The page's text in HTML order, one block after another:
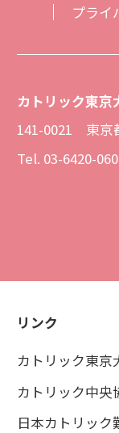
プライ
カトリック東
141-0021 東京
Tel. 03-6420-
リンク
カトリック東京
カトリック中央
日本カトリッ